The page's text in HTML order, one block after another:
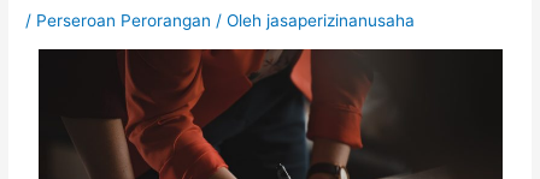
/ Perseroan Perorangan / Olehjasaperizinanusaha